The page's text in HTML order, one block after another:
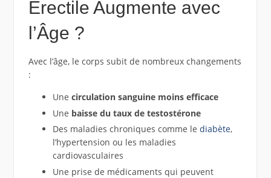
Érectile Augmente avec
l’Âge ?
Avec l’âge, le corps subit de nombreux changements
:
Une circulation sanguine moins efficace
Une baisse du taux de testostérone
Des maladies chroniques comme le diabète,
l’hypertension ou les maladies
cardiovasculaires
Une prise de médicaments qui peuvent